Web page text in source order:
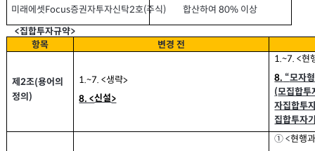
미래에셋Focus증권자투자신탁2호(주식) 합산하여80% 이상
<집합투자규약>
항목
변경 전
제2조(용어의
정의 )
1.~7. <생략>
8. <신설>
1.~7. <현
8. “모자형
(모집합투
자집합투
집합투자
① <현행